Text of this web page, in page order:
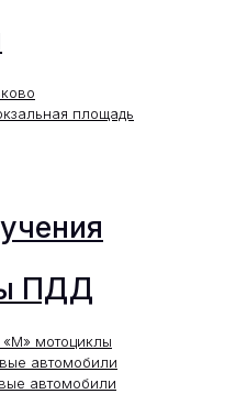
площадь
ПДД
«М» мотоциклы
автомобили
автомобили